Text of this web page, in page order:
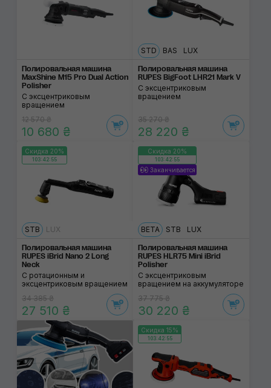
Полировальная машина
MaxShine M15 Pro Dual Action
Polisher
С эксцентриковым
вращением
12 570 ₴
10 680 ₴
STD BAS LUX
Полировальная маши­на
RUPES BigFoot LHR21 Mark V
С эксцентриковым
вращением
35 270 ₴
28 220 ₴
Скидка 20%
103:42:55
STB LUX
Полировальная машина
RUPES iBrid Nano 2 Long
Neck
С ротационным и
эксцентриковым вращением
34 385 ₴
27 510 ₴
Скидка 20%
103:42:55
Заканчивается
BETA STB LUX
Полировальная маши­на
RUPES HLR75 Mini iBrid
Polisher
С эксцентриковым
вращением на аккумуляторе
37 775 ₴
30 220 ₴
Скидка 15%
103:42:55